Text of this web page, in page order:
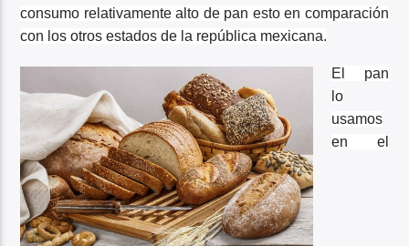
consumo relativamente alto de pan esto en comparación
con los otros estados de la república mexicana.
El pan
lo
usamos
en el